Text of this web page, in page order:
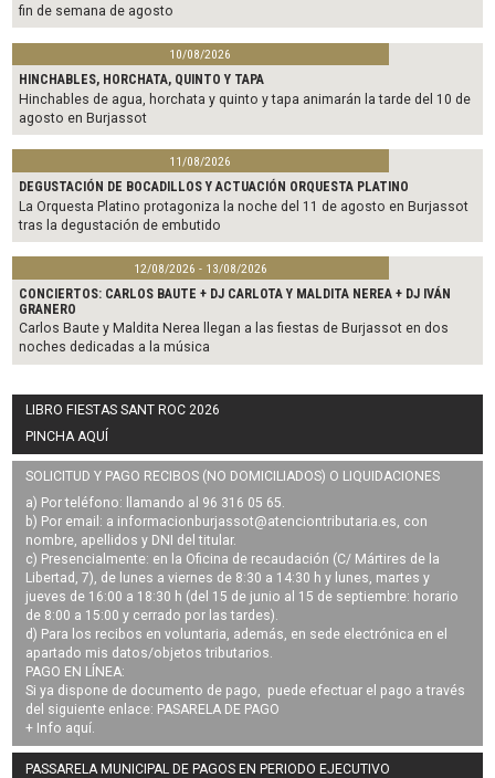
fin de semana de agosto
10/08/2026
HINCHABLES, HORCHATA, QUINTO Y TAPA
Hinchables de agua, horchata y quinto y tapa animarán la tarde del 10 de
agosto en Burjassot
11/08/2026
DEGUSTACIÓN DE BOCADILLOS Y ACTUACIÓN ORQUESTA PLATINO
La Orquesta Platino protagoniza la noche del 11 de agosto en Burjassot
tras la degustación de embutido
12/08/2026 - 13/08/2026
CONCIERTOS: CARLOS BAUTE + DJ CARLOTA Y MALDITA NEREA + DJ IVÁN
GRANERO
Carlos Baute y Maldita Nerea llegan a las fiestas de Burjassot en dos
noches dedicadas a la música
LIBRO FIESTAS SANT ROC 2026
PINCHA AQUÍ
SOLICITUD Y PAGO RECIBOS (NO DOMICILIADOS) O LIQUIDACIONES
a) Por teléfono: llamando al 96 316 05 65.
b) Por email: a informacionburjassot@atenciontributaria.es, con
nombre, apellidos y DNI del titular.
c) Presencialmente: en la Oficina de recaudación (C/ Mártires de la
Libertad, 7), de lunes a viernes de 8:30 a 14:30 h y lunes, martes y
jueves de 16:00 a 18:30 h (del 15 de junio al 15 de septiembre: horario
de 8:00 a 15:00 y cerrado por las tardes).
d) Para los recibos en voluntaria, además, en sede electrónica en el
apartado mis datos/objetos tributarios.
PAGO EN LÍNEA:
Si ya dispone de documento de pago, puede efectuar el pago a través
del siguiente enlace: PASARELA DE PAGO
+ Info aquí.
PASSARELA MUNICIPAL DE PAGOS EN PERIODO EJECUTIVO